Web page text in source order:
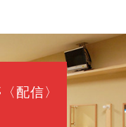
配信〉